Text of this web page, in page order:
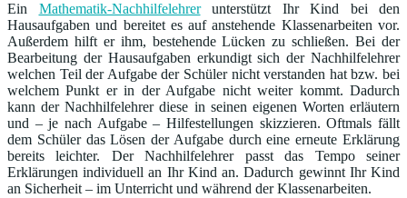
Ein Mathematik-Nachhilfelehrerunterstützt Ihr Kind bei den
Hausaufgaben und bereitet es auf anstehende Klassenarbeiten vor.
Außerdem hilft er ihm, bestehende Lücken zu schließen. Bei der
Bearbeitung der Hausaufgaben erkundigt sich der Nachhilfelehrer
welchen Teil der Aufgabe der Schüler nicht verstanden hat bzw. bei
welchem Punkt er in der Aufgabe nicht weiter kommt. Dadurch
kann der Nachhilfelehrer diese in seinen eigenen Worten erläutern
und – je nach Aufgabe – Hilfestellungen skizzieren. Oftmals fällt
dem Schüler das Lösen der Aufgabe durch eine erneute Erklärung
bereits leichter. Der Nachhilfelehrer passt das Tempo seiner
Erklärungen individuell an Ihr Kind an. Dadurch gewinnt Ihr Kind
an Sicherheit – im Unterricht und während der Klassenarbeiten.